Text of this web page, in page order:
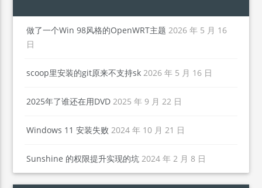
做了一个Win 98风格的OpenWRT主题 2026 年 5 月 16
日
scoop里安装的git原来不支持sk 2026 年 5 月 16 日
2025年了谁还在用DVD 2025 年 9 月 22 日
Windows 11 安装失败 2024 年 10 月 21 日
Sunshine 的权限提升实现的坑 2024 年 2 月 8 日